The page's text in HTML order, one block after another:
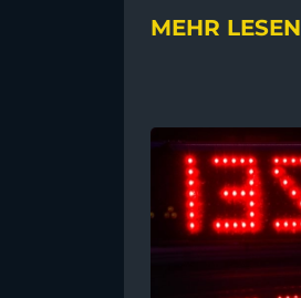
MEHR LESEN